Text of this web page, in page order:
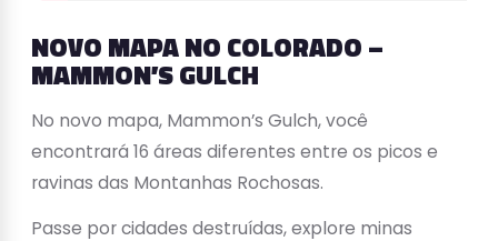
NOVO MAPA NO COLORADO –
MAMMON’S GULCH
No novo mapa, Mammon’s Gulch, você
encontrará 16 áreas diferentes entre os picos e
ravinas das Montanhas Rochosas.
Passe por cidades destruídas, explore minas